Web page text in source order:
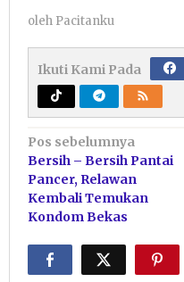
oleh Pacitanku
Ikuti Kami Pada
Navigasi
pos
Pos sebelumnya
Bersih – Bersih Pantai
Pancer, Relawan
Kembali Temukan
Kondom Bekas